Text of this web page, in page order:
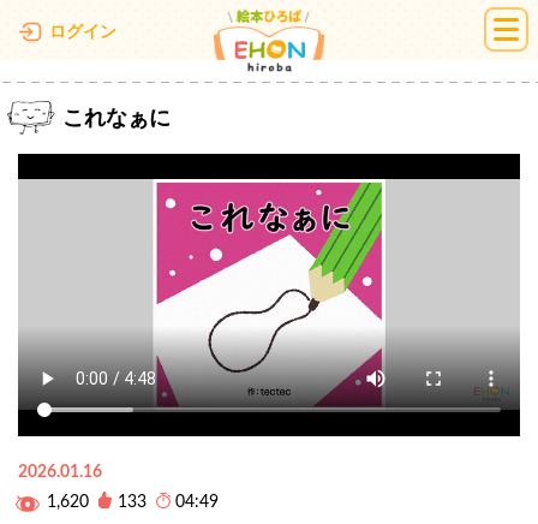
ログイン 絵本ひろば
これなぁに
2026.01.16
1,620
133 04:49